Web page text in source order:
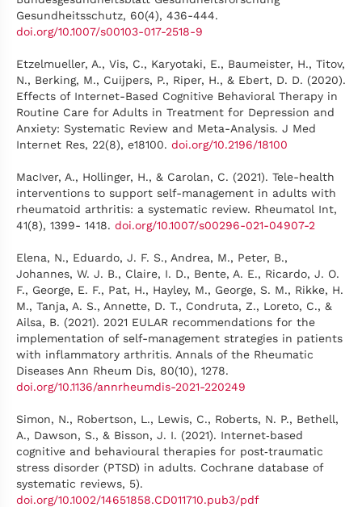
Gesundheitsschutz, 60(4), 436-444.
doi.org/10.1007/s00103-017-2518-9
Etzelmueller, A., Vis, C., Karyotaki, E., Baumeister, H., Titov,
N., Berking, M., Cuijpers, P., Riper, H., & Ebert, D. D. (2020).
Effects of Internet-Based Cognitive Behavioral Therapy in
Routine Care for Adults in Treatment for Depression and
Anxiety: Systematic Review and Meta-Analysis. J Med
Internet Res, 22(8), e18100. doi.org/10.2196/18100
MacIver, A., Hollinger, H., & Carolan, C. (2021). Tele-health
interventions to support self-management in adults with
rheumatoid arthritis: a systematic review. Rheumatol Int,
41(8), 1399- 1418. doi.org/10.1007/s00296-021-04907-2
Elena, N., Eduardo, J. F. S., Andrea, M., Peter, B.,
Johannes, W. J. B., Claire, I. D., Bente, A. E., Ricardo, J. O.
F., George, E. F., Pat, H., Hayley, M., George, S. M., Rikke, H.
M., Tanja, A. S., Annette, D. T., Condruta, Z., Loreto, C., &
Ailsa, B. (2021). 2021 EULAR recommendations for the
implementation of self-management strategies in patients
with inflammatory arthritis. Annals of the Rheumatic
Diseases Ann Rheum Dis, 80(10), 1278.
doi.org/10.1136/annrheumdis-2021-220249
Simon, N., Robertson, L., Lewis, C., Roberts, N. P., Bethell,
A., Dawson, S., & Bisson, J. I. (2021). Internet‐based
cognitive and behavioural therapies for post‐traumatic
stress disorder (PTSD) in adults. Cochrane database of
systematic reviews, 5).
doi.org/10.1002/14651858.CD011710.pub3/pdf